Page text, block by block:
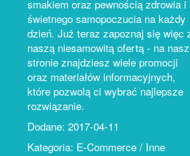
smakiem oraz pewnością zdrowia i
świetnego samopoczucia na każdy
dzień. Już teraz zapoznaj się więc
naszą niesamowitą ofertą - na
stronie znajdziesz wiele promocji
oraz materiałów informacyjnych,
które pozwolą ci wybrać najlepsze
rozwiązanie.
Dodane: 2017-04-11
Kategoria: E-Commerce / Inne